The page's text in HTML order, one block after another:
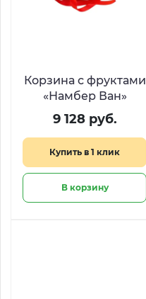
Корзина с фруктами
«Намбер Ван»
9 128 руб.
Купить в 1 клик
В корзину